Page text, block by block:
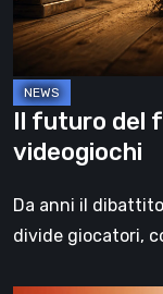
videogiochi
Il futuro del
videogiochi
Da anni il
divide giocatori,